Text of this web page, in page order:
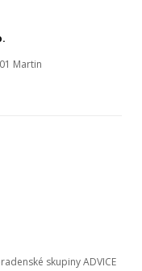
Martin
skupiny ADVICE